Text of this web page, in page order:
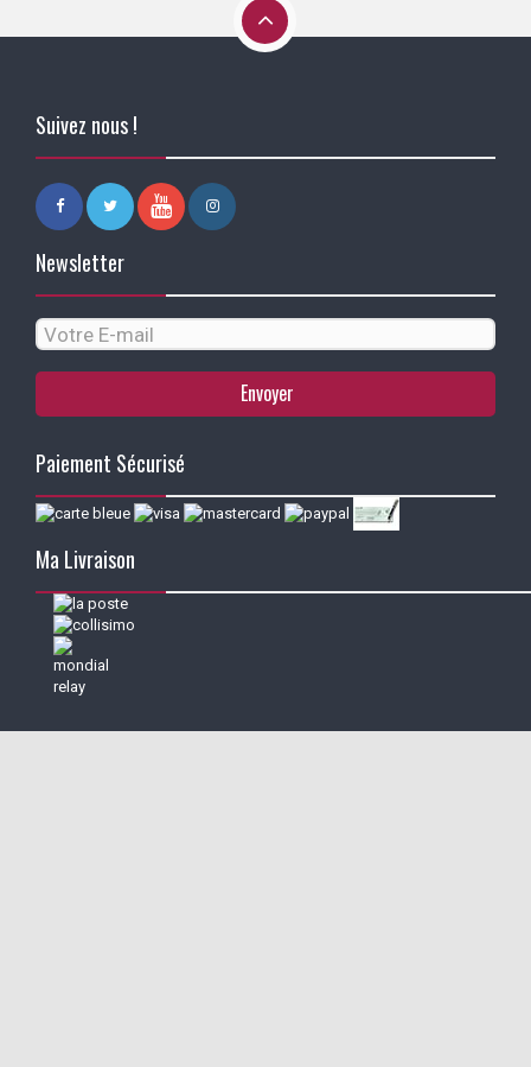
Suivez nous !
Newsletter
Envoyer
Paiement Sécurisé
Ma Livraison